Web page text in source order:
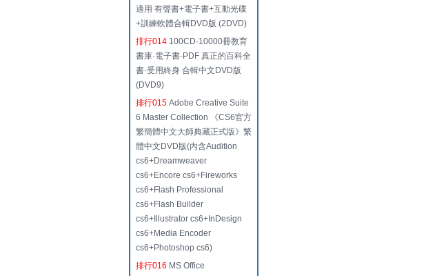
適用 有聲書+電子書+互動光碟
+訓練軟體合輯DVD版 (2DVD)
排行014 100CD·10000冊教育
書庫·電子書·PDF 真正的百科全
書·受用終身 合輯中文DVD版
(DVD9)
排行015 Adobe Creative Suite
6 Master Collection 《CS6官方
繁簡體中文大師典藏正式版》繁
體中文DVD版(內含Audition
cs6+Dreamweaver
cs6+Encore cs6+Fireworks
cs6+Flash Professional
cs6+Flash Builder
cs6+Illustrator cs6+InDesign
cs6+Media Encoder
cs6+Photoshop cs6)
排行016 MS Office